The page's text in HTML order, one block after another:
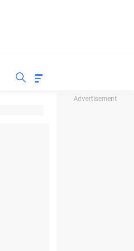
Advertisement
INSPIRASI BISNIS